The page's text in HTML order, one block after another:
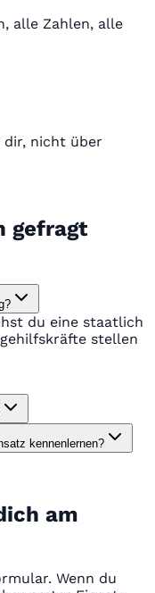
alle Zahlen, alle
dir, nicht über
gefragt
du eine staatlich
stellen
kennenlernen?
am
Wenn du